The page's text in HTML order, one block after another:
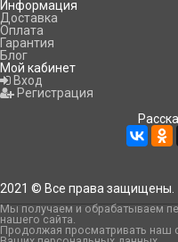
Информация
Доставка
Оплата
Гарантия
Блог
Мой кабинет
Вход
Регистрация
2021 © Все права защищены.
Мы получаем и обрабатываем
нашего сайта.
Продолжая просматривать наш